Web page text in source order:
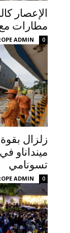
مطارات مع
ADMIN 0
مينداناو
تسونامي
ADMIN 0